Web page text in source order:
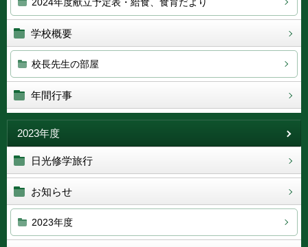
学校概要
校長先生の部屋
年間行事
2023年度
日光修学旅行
お知らせ
2023年度